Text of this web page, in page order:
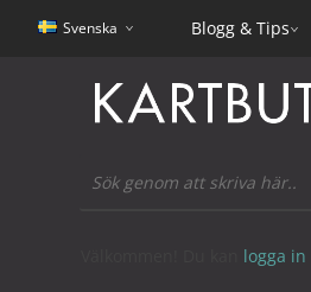
Svenska Blogg & Tips
logga in